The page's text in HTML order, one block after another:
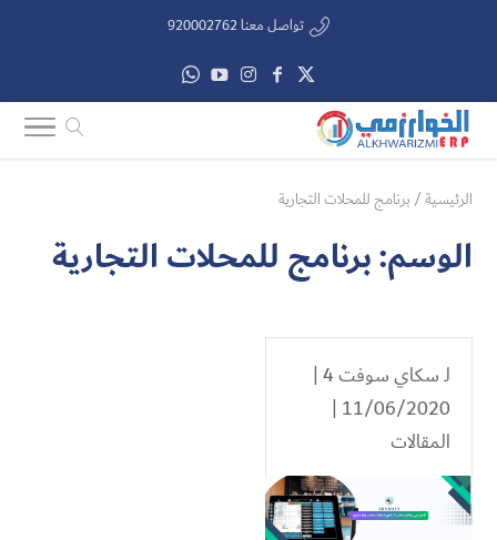
تواصل معنا 920002762
الرئيسية/ برنامج للمحلات التجارية
الوسم:برنامج للمحلات التجارية
لـسكاي سوفت 4
|
11/06/2020 |
المقالات